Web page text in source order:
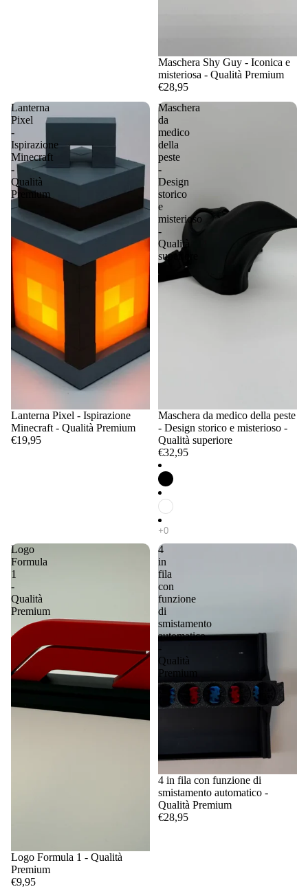
Maschera Shy Guy - Iconica e
misteriosa - Qualità Premium
€28,95
Lanterna
Pixel
-
Ispirazione
Minecraft
-
Qualità
Premium
Lanterna Pixel - Ispirazione
Minecraft - Qualità Premium
€19,95
Maschera
da
medico
della
peste
-
Design
storico
e
misterioso
-
Qualità
superiore
Maschera da medico della peste
- Design storico e misterioso -
Qualità superiore
€32,95
Logo
Formula
1
-
Qualità
Premium
Logo Formula 1 - Qualità
Premium
€9,95
4
in
fila
con
funzione
di
smistamento
automatico
-
Qualità
Premium
4 in fila con funzione di
smistamento automatico -
Qualità Premium
€28,95